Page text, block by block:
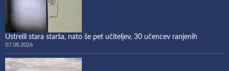
Ustrelil stara starša, nato še pet učiteljev, 30 učencev ranjenih
07.08.2026